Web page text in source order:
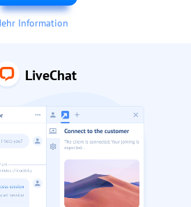
Information
LiveChat